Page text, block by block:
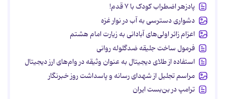
پادزهر اضطراب کودک با ۷ قدم!
دشواری دسترسی به آب در نوار غزه
اعزام زائر اولی‌های آبادانی به زیارت امام هشتم
فرمول ساخت جلیقه ضدگلوله روانی
استفاده از طلای دیجیتال به عنوان وثیقه در وام‌های ارز دیجیتال
مراسم تجلیل از شهدای رسانه و پاسداشت روز خبرنگار
ترامپ در بن‌بست ایران